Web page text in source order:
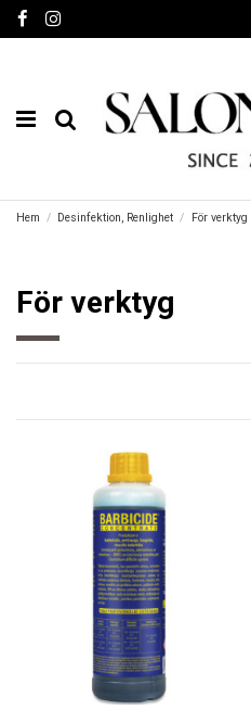
Hem Desinfektion, Renlighet För verktyg
För verktyg